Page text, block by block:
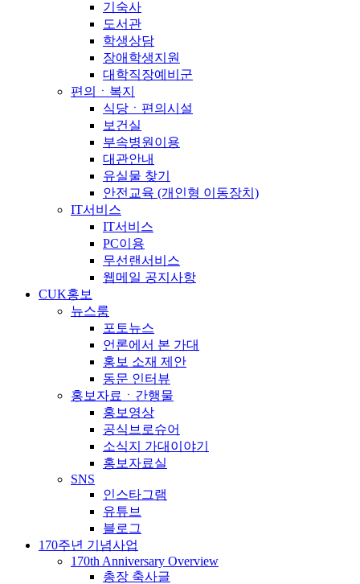
기숙사
도서관
학생상담
장애학생지원
대학직장예비군
편의ㆍ복지
식당ㆍ편의시설
보건실
부속병원이용
대관안내
유실물 찾기
안전교육 (개인형 이동장치)
IT서비스
IT서비스
PC이용
무선랜서비스
웹메일 공지사항
CUK홍보
뉴스룸
포토뉴스
언론에서 본 가대
홍보 소재 제안
동문 인터뷰
홍보자료ㆍ간행물
홍보영상
공식브로슈어
소식지 가대이야기
홍보자료실
SNS
인스타그램
유튜브
블로그
170주년 기념사업
170th Anniversary Overview
총장 축사글